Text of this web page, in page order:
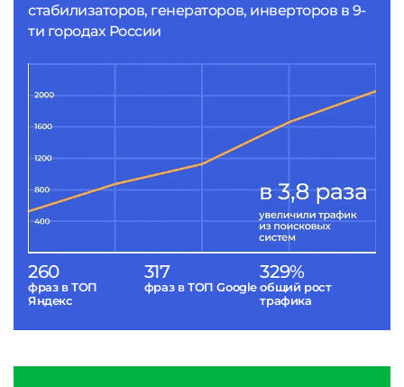
стабилизаторов, генераторов, инверторов в 9-
ти городах России
260
фраз в ТОП
Яндекс
317
фраз в ТОП Google
329%
общий рост
трафика